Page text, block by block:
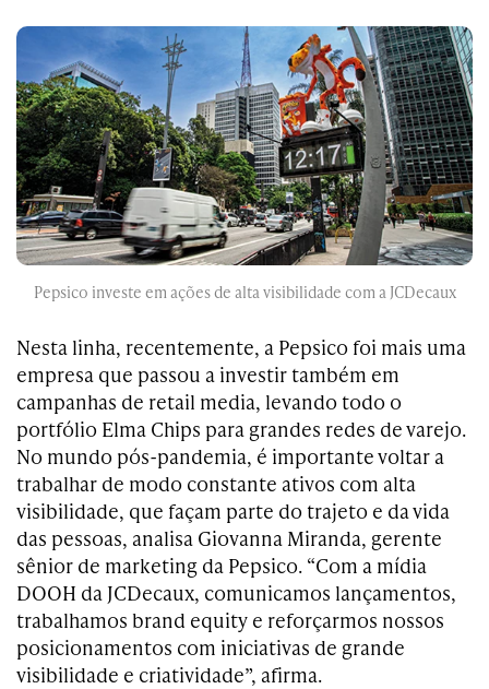
Pepsico investe em ações de alta visibilidade com a JCDecaux
Nesta linha, recentemente, a Pepsico foi mais uma
empresa que passou a investir também em
campanhas de retail media, levando todo o
portfólio Elma Chips para grandes redes de varejo.
No mundo pós-pandemia, é importante voltar a
trabalhar de modo constante ativos com alta
visibilidade, que façam parte do trajeto e da vida
das pessoas, analisa Giovanna Miranda, gerente
sênior de marketing da Pepsico. “Com a mídia
DOOH da JCDecaux, comunicamos lançamentos,
trabalhamos brand equity e reforçarmos nossos
posicionamentos com iniciativas de grande
visibilidade e criatividade”, afirma.